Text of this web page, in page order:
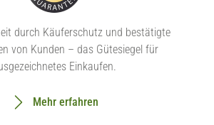
durch Käuferschutz und bestätigte
von Kunden – das Gütesiegel für
Einkaufen.
Mehr erfahren